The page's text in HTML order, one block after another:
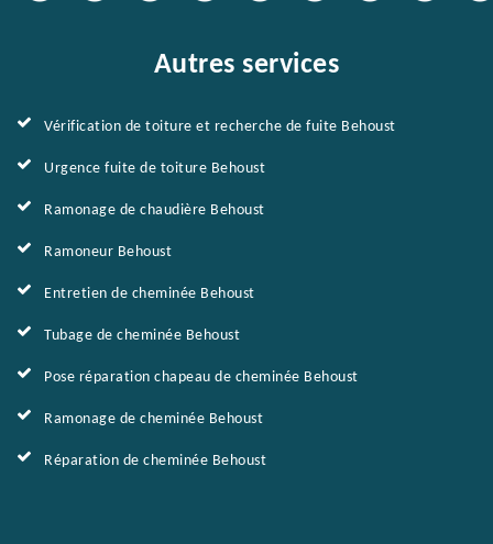
Autres services
Vérification de toiture et recherche de fuite Behoust
Urgence fuite de toiture Behoust
Ramonage de chaudière Behoust
Ramoneur Behoust
Entretien de cheminée Behoust
Tubage de cheminée Behoust
Pose réparation chapeau de cheminée Behoust
Ramonage de cheminée Behoust
Réparation de cheminée Behoust